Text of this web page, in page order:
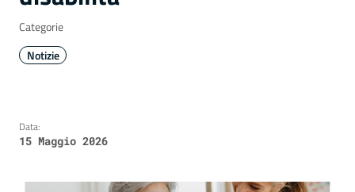
Categorie
Notizie
Data:
15 Maggio 2026